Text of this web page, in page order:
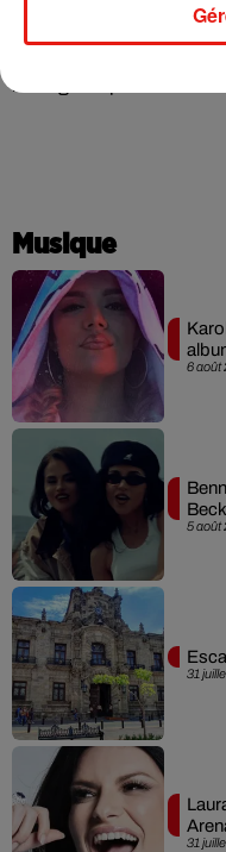
qu'un soda, mais ne
intelligents pour rendre
Musique
6 août
5 août
31
31